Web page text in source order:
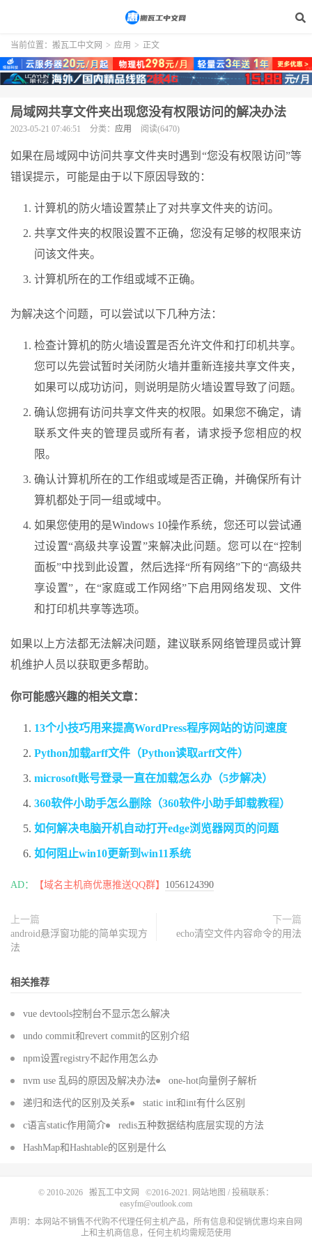
当前位置： 搬瓦工中文网 > 应用 > 正文
局域网共享文件夹出现您没有权限访问的解决办法
2023-05-21 07:46:51 分类： 应用 阅读(6470)
如果在局域网中访问共享文件夹时遇到“您没有权限访问”等
错误提示，可能是由于以下原因导致的：
计算机的防火墙设置禁止了对共享文件夹的访问。
共享文件夹的权限设置不正确，您没有足够的权限来访
问该文件夹。
计算机所在的工作组或域不正确。
为解决这个问题，可以尝试以下几种方法：
检查计算机的防火墙设置是否允许文件和打印机共享。
您可以先尝试暂时关闭防火墙并重新连接共享文件夹，
如果可以成功访问，则说明是防火墙设置导致了问题。
确认您拥有访问共享文件夹的权限。如果您不确定，请
联系文件夹的管理员或所有者，请求授予您相应的权
限。
确认计算机所在的工作组或域是否正确，并确保所有计
算机都处于同一组或域中。
如果您使用的是Windows 10操作系统，您还可以尝试通
过设置“高级共享设置”来解决此问题。您可以在“控制
面板”中找到此设置，然后选择“所有网络”下的“高级共
享设置”，在“家庭或工作网络”下启用网络发现、文件
和打印机共享等选项。
如果以上方法都无法解决问题，建议联系网络管理员或计算
机维护人员以获取更多帮助。
你可能感兴趣的相关文章：
13个小技巧用来提高WordPress程序网站的访问速度
Python加载arff文件（Python读取arff文件）
microsoft账号登录一直在加载怎么办（5步解决）
360软件小助手怎么删除（360软件小助手卸载教程）
如何解决电脑开机自动打开edge浏览器网页的问题
如何阻止win10更新到win11系统
AD： 【域名主机商优惠推送QQ群】 1056124390
上一篇
android悬浮窗功能的简单实现方
法
下一篇
echo清空文件内容命令的用法
相关推荐
vue devtools控制台不显示怎么解决
undo commit和revert commit的区别介绍
npm设置registry不起作用怎么办
nvm use 乱码的原因及解决办法 one-hot向量例子解析
递归和迭代的区别及关系 static int和int有什么区别
c语言static作用简介 redis五种数据结构底层实现的方法
HashMap和Hashtable的区别是什么
© 2010-2026 搬瓦工中文网 ©2016-2021. 网站地图 / 投稿联系：
easyfm@outlook.com
声明：本网站不销售不代购不代理任何主机产品，所有信息和促销优惠均来自网
上和主机商信息，任何主机均需规范使用